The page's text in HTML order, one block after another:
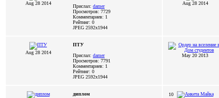
Aug 28 2014
Прислал: damer
Просмотров: 7729
Комментариев: 1
Рейтинг: 0
JPEG 2592x1944
Aug 28 2014
Aug 28 2014
ПТУ
Прислал: damer
Просмотров: 7791
Комментариев: 1
Рейтинг: 0
JPEG 2592x1944
May 20 2013
диплом
10